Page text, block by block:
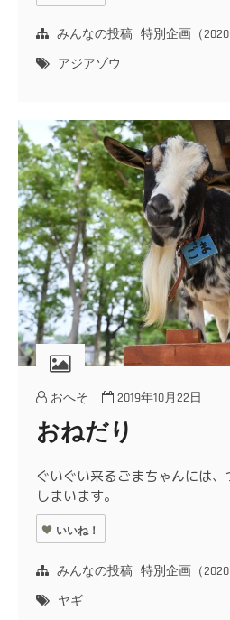
みんなの投稿 特別企画（
アジアゾウ
おへそ 2019年10月22日
おねだり
ぐいぐい来るごまちゃんには
しまいます。
いいね！
みんなの投稿 特別企画（
ヤギ